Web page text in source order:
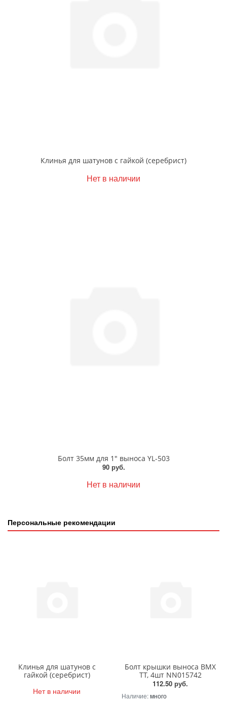
Клинья для шатунов с гайкой (серебрист)
Нет в наличии
Болт 35мм для 1" выноса YL-503
90 руб.
Нет в наличии
Персональные рекомендации
Клинья для шатунов с
гайкой (серебрист)
Нет в наличии
Болт крышки выноса BMX
TT, 4шт NN015742
112.50 руб.
Наличие:много